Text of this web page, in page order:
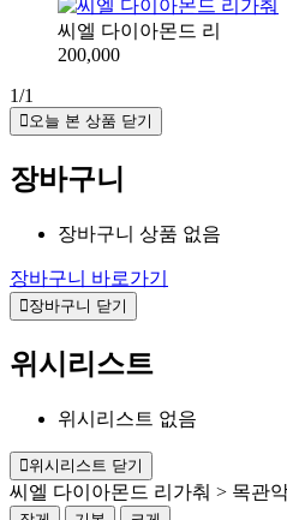
씨엘 다이아몬드 리
200,000
1/1
오늘 본 상품 닫기
장바구니
장바구니 상품 없음
장바구니 바로가기
장바구니 닫기
위시리스트
위시리스트 없음
위시리스트 닫기
씨엘 다이아몬드 리가춰 > 목관